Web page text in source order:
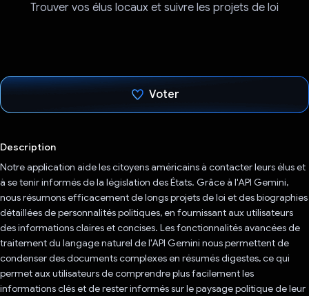
Trouver vos élus locaux et suivre les projets de loi
Voter
Description
Notre application aide les citoyens américains à contacter leurs élus et
à se tenir informés de la législation des États. Grâce à l'API Gemini,
nous résumons efficacement de longs projets de loi et des biographies
détaillées de personnalités politiques, en fournissant aux utilisateurs
des informations claires et concises. Les fonctionnalités avancées de
traitement du langage naturel de l'API Gemini nous permettent de
condenser des documents complexes en résumés digestes, ce qui
permet aux utilisateurs de comprendre plus facilement les
informations clés et de rester informés sur le paysage politique de leur